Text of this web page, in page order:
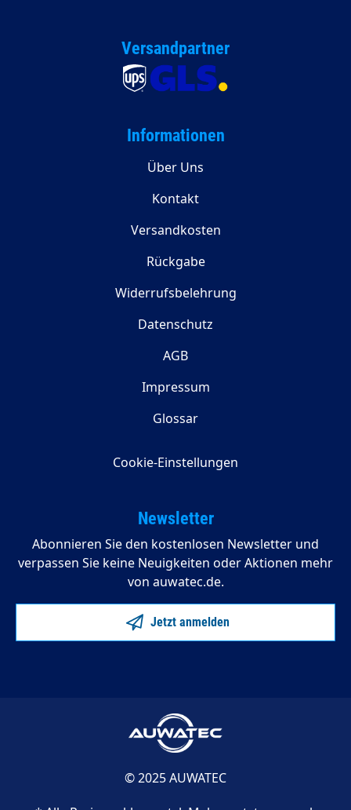
Versandpartner
Informationen
Über Uns
Kontakt
Versandkosten
Rückgabe
Widerrufsbelehrung
Datenschutz
AGB
Impressum
Glossar
Cookie-Einstellungen
Newsletter
Abonnieren Sie den kostenlosen Newsletter und
verpassen Sie keine Neuigkeiten oder Aktionen mehr
von auwatec.de.
Jetzt anmelden
© 2025 AUWATEC